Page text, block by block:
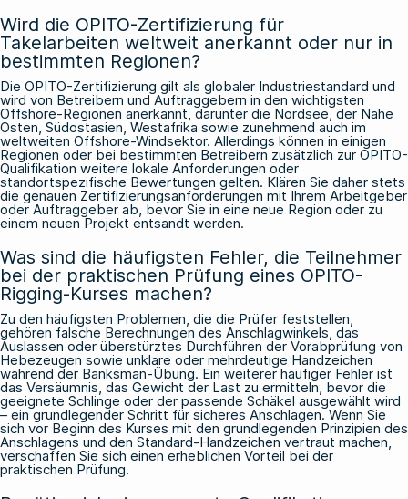
Wird die OPITO-Zertifizierung für
Takelarbeiten weltweit anerkannt oder nur in
bestimmten Regionen?
Die OPITO-Zertifizierung gilt als globaler Industriestandard und
wird von Betreibern und Auftraggebern in den wichtigsten
Offshore-Regionen anerkannt, darunter die Nordsee, der Nahe
Osten, Südostasien, Westafrika sowie zunehmend auch im
weltweiten Offshore-Windsektor. Allerdings können in einigen
Regionen oder bei bestimmten Betreibern zusätzlich zur OPITO-
Qualifikation weitere lokale Anforderungen oder
standortspezifische Bewertungen gelten. Klären Sie daher stets
die genauen Zertifizierungsanforderungen mit Ihrem Arbeitgeber
oder Auftraggeber ab, bevor Sie in eine neue Region oder zu
einem neuen Projekt entsandt werden.
Was sind die häufigsten Fehler, die Teilnehmer
bei der praktischen Prüfung eines OPITO-
Rigging-Kurses machen?
Zu den häufigsten Problemen, die die Prüfer feststellen,
gehören falsche Berechnungen des Anschlagwinkels, das
Auslassen oder überstürztes Durchführen der Vorabprüfung von
Hebezeugen sowie unklare oder mehrdeutige Handzeichen
während der Banksman-Übung. Ein weiterer häufiger Fehler ist
das Versäumnis, das Gewicht der Last zu ermitteln, bevor die
geeignete Schlinge oder der passende Schäkel ausgewählt wird
– ein grundlegender Schritt für sicheres Anschlagen. Wenn Sie
sich vor Beginn des Kurses mit den grundlegenden Prinzipien des
Anschlagens und den Standard-Handzeichen vertraut machen,
verschaffen Sie sich einen erheblichen Vorteil bei der
praktischen Prüfung.